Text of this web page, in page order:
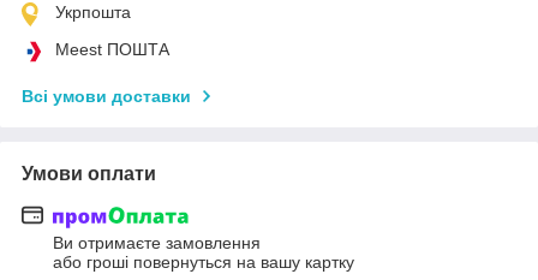
Укрпошта
Meest ПОШТА
Всі умови доставки
Умови оплати
Ви отримаєте замовлення
або гроші повернуться на вашу картку